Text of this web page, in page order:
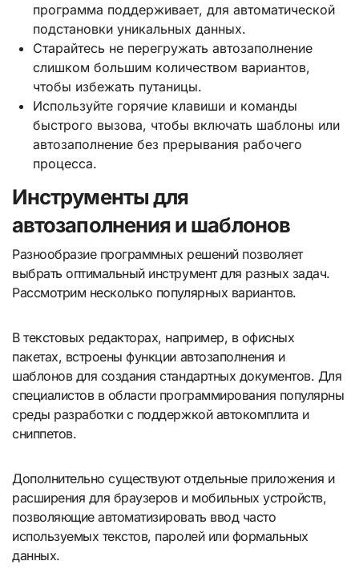
программа поддерживает, для автоматической
подстановки уникальных данных.
Старайтесь не перегружать автозаполнение
слишком большим количеством вариантов,
чтобы избежать путаницы.
Используйте горячие клавиши и команды
быстрого вызова, чтобы включать шаблоны или
автозаполнение без прерывания рабочего
процесса.
Инструменты для
автозаполнения и шаблонов
Разнообразие программных решений позволяет
выбрать оптимальный инструмент для разных задач.
Рассмотрим несколько популярных вариантов.
В текстовых редакторах, например, в офисных
пакетах, встроены функции автозаполнения и
шаблонов для создания стандартных документов. Для
специалистов в области программирования популярны
среды разработки с поддержкой автокомплита и
сниппетов.
Дополнительно существуют отдельные приложения и
расширения для браузеров и мобильных устройств,
позволяющие автоматизировать ввод часто
используемых текстов, паролей или формальных
данных.